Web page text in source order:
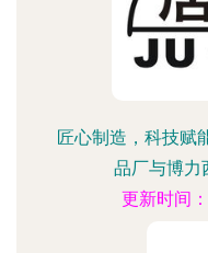
匠心制造，科技赋
品厂与博力
更新时间